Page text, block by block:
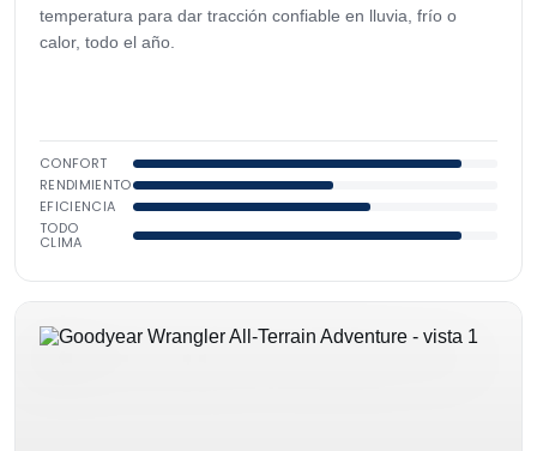
temperatura para dar tracción confiable en lluvia, frío o
calor, todo el año.
CONFORT
RENDIMIENTO
EFICIENCIA
TODO
CLIMA